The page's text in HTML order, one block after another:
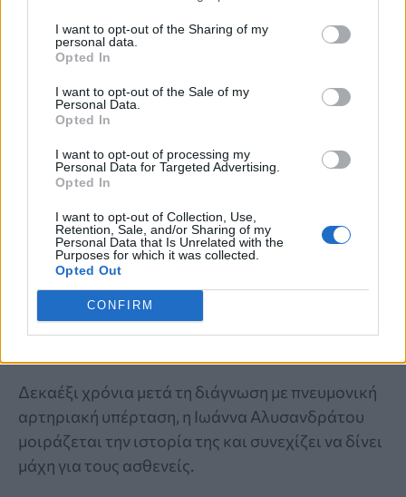
I want to opt-out of the Sharing of my
personal data.
Opted In
I want to opt-out of the Sale of my
Personal Data.
Opted In
I want to opt-out of processing my
Personal Data for Targeted Advertising.
Opted In
I want to opt-out of Collection, Use,
Retention, Sale, and/or Sharing of my
Personal Data that Is Unrelated with the
Purposes for which it was collected.
Opted Out
CONFIRM
ΠΡΟΣΩΠΙΚΗ ΜΑΡΤΥΡΙΑ
«Μου έδιναν 2,5 χρόνια ζωής»: Η
ιστορία της γυναίκας που νίκησε τα
προγνωστικά και έδωσε φωνή στους
Δεκαέξι χρόνια μετά τη διάγνωση με πνευμονική
αρτηριακή υπέρταση, η Ιωάννα Αλυσανδράτου
μοιράζεται την ιστορία της και συνεχίζει να δίνει
μάχη για τους ασθενείς.